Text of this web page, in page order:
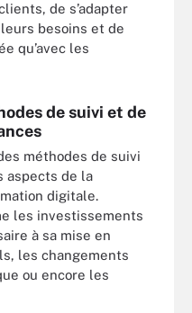
de s’adapter
besoins et de
qu’avec les
de suivi et de
méthodes de suivi
aspects de la
digitale.
les investissements
à sa mise en
les changements
ou encore les